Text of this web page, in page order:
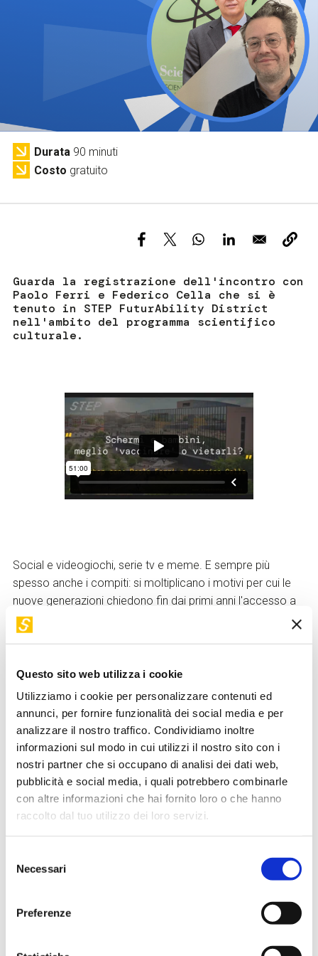
Questo sito web utilizza i cookie
Utilizziamo i cookie per personalizzare contenuti ed
annunci, per fornire funzionalità dei social media e per
analizzare il nostro traffico. Condividiamo inoltre
informazioni sul modo in cui utilizzi il nostro sito con i
nostri partner che si occupano di analisi dei dati web,
pubblicità e social media, i quali potrebbero combinarle
con altre informazioni che hai fornito loro o che hanno
raccolto dal tuo utilizzo dei loro servizi.
delNecessari
Preferenze
Servizi e accessibilità
Biglietti
Durata 90 minuti
Costo gratuito
Guarda la registrazione dell'incontro con
Paolo Ferri e Federico Cella che si è
tenuto in STEP FuturAbility District
nell'ambito del programma scientifico
culturale.
Social e videogiochi, serie tv e meme. E sempre più
spesso anche i compiti: si moltiplicano i motivi per cui le
nuove generazioni chiedono fin dai primi anni l'accesso a
uno schermo e alla Rete. Servono regole, a casa e a
scuola. Ma rimane una domanda di fondo: meglio
da subito, in modo controllato?
Ne parliamo con Paolo Ferri, docente di Tecnologie
didattiche e Teoria e tecnica dei nuovi media presso
l'Università Milano Bicocca e Federico Cella giornalista del
Corriere della Sera e docente universitario.
Workshop in presenza presso STEP FuturAbility
District, Piazza Olivetti 1 - Milano
Tecnologie per l'Educazione presso il Dipartimento di
Scienze dell'Educazione "Riccardo Massa" dell'Università